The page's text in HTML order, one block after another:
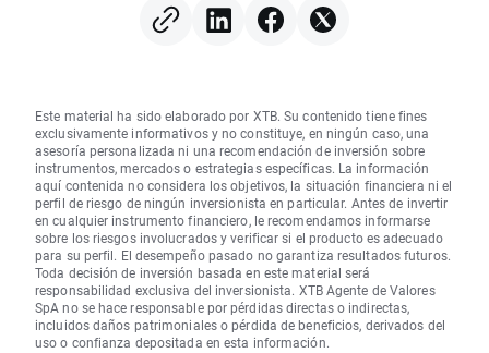
Este material ha sido elaborado por XTB. Su contenido tiene fines
exclusivamente informativos y no constituye, en ningún caso, una
asesoría personalizada ni una recomendación de inversión sobre
instrumentos, mercados o estrategias específicas. La información
aquí contenida no considera los objetivos, la situación financiera ni el
perfil de riesgo de ningún inversionista en particular. Antes de invertir
en cualquier instrumento financiero, le recomendamos informarse
sobre los riesgos involucrados y verificar si el producto es adecuado
para su perfil. El desempeño pasado no garantiza resultados futuros.
Toda decisión de inversión basada en este material será
responsabilidad exclusiva del inversionista. XTB Agente de Valores
SpA no se hace responsable por pérdidas directas o indirectas,
incluidos daños patrimoniales o pérdida de beneficios, derivados del
uso o confianza depositada en esta información.